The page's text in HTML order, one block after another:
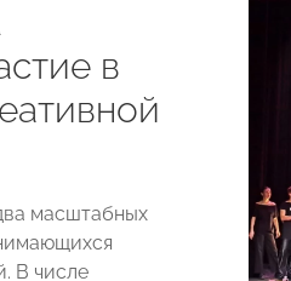
в
масштабных
В числе